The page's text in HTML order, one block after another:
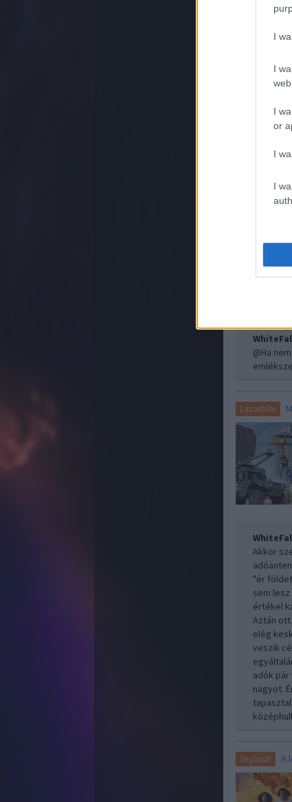
I
I
I
or
I
I
A kép
A
RITKÁN
Úgy
@Ha
Lazarbibi
Akkor
"ér
sem
értékel
Aztán
elég
veszik
adók
nagyot.
Te jössz! A